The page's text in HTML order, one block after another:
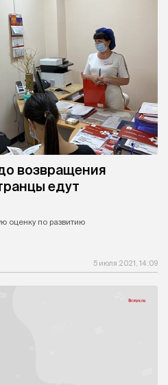
возвращения
едут
оценку по развитию
5 июля 2021, 14:09